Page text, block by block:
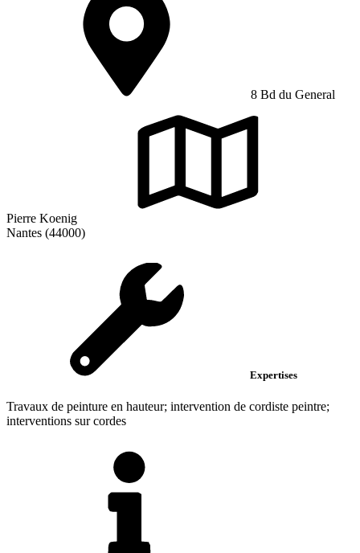
8 Bd du General
Pierre Koenig
Nantes (44000)
Expertises
Travaux de peinture en hauteur; intervention de cordiste peintre;
interventions sur cordes